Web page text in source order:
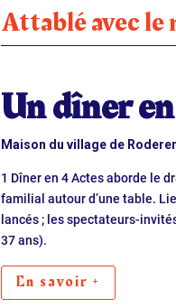
Attablé avec le
Un dîner
Maison du village de
1 Dîner en 4 Actes aborde le
familial autour d’une table.
lancés ; les spectateurs-
37 ans).
En savoir +